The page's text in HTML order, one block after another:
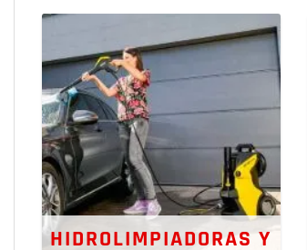
HIDROLIMPIADORAS Y